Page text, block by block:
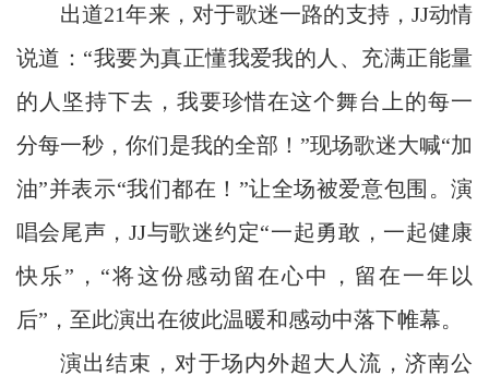
出道21年来，对于歌迷一路的支持，JJ动情
说道：“我要为真正懂我爱我的人、充满正能量
的人坚持下去，我要珍惜在这个舞台上的每一
分每一秒，你们是我的全部！”现场歌迷大喊“加
油”并表示“我们都在！”让全场被爱意包围。演
唱会尾声，JJ与歌迷约定“一起勇敢，一起健康
快乐”，“将这份感动留在心中，留在一年以
后”，至此演出在彼此温暖和感动中落下帷幕。
演出结束，对于场内外超大人流，济南公